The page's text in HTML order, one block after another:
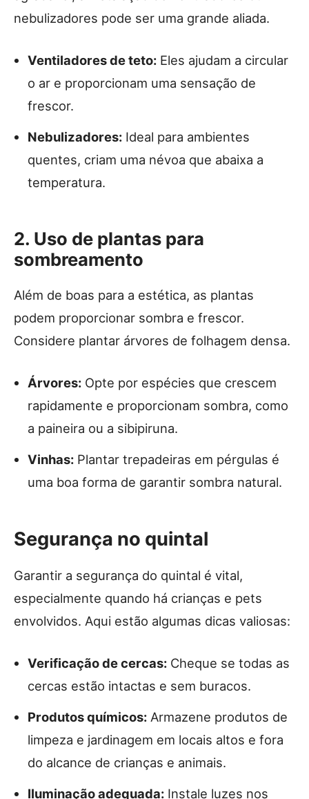
nebulizadores pode ser uma grande aliada.
Ventiladores de teto: Eles ajudam a circular
o ar e proporcionam uma sensação de
frescor.
Nebulizadores: Ideal para ambientes
quentes, criam uma névoa que abaixa a
temperatura.
2. Uso de plantas para
sombreamento
Além de boas para a estética, as plantas
podem proporcionar sombra e frescor.
Considere plantar árvores de folhagem densa.
Árvores: Opte por espécies que crescem
rapidamente e proporcionam sombra, como
a paineira ou a sibipiruna.
Vinhas: Plantar trepadeiras em pérgulas é
uma boa forma de garantir sombra natural.
Segurança no quintal
Garantir a segurança do quintal é vital,
especialmente quando há crianças e pets
envolvidos. Aqui estão algumas dicas valiosas:
Verificação de cercas: Cheque se todas as
cercas estão intactas e sem buracos.
Produtos químicos: Armazene produtos de
limpeza e jardinagem em locais altos e fora
do alcance de crianças e animais.
Iluminação adequada: Instale luzes nos